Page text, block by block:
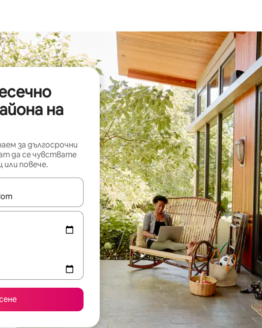
на
за дългосрочни
да се чувствате
или повече.
използвайте клавишите със стрелки нагоре и надолу или